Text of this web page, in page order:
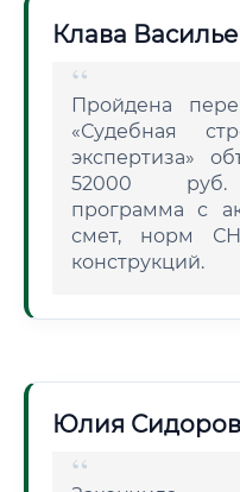
Клава
Пройдена
«Судебная
экспертиза»
52000 руб.
программа с
смет, норм
конструкций.
Юлия